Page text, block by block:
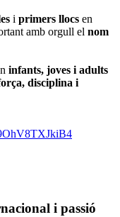
i primers llocs en
amb orgull el nom
infants, joves i adults
disciplina i
i passió